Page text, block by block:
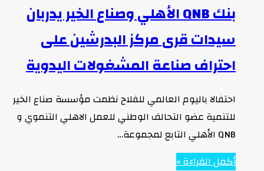
بنك QNB الأهلي وصناع الخير يدربان
سيدات قرى مركز البدرشين على
احتراف صناعة المشغولات اليدوية
احتفالا باليوم العالمي للفلاح نظمت مؤسسة صناع الخير
للتنمية عضو التحالف الوطني للعمل الاهلي التنموي و
QNB الأهلي التابع لمجموعة…
أكمل القراءة »